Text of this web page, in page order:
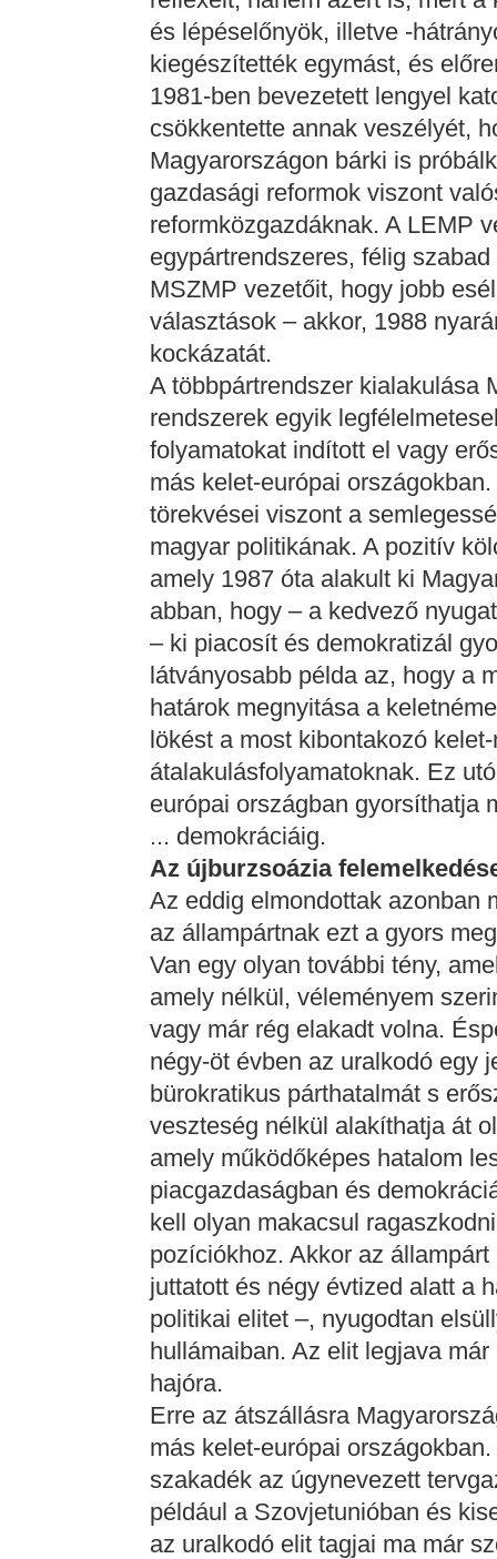
és lépéselőnyök, illetve -
kiegészítették egymást, és
1981-ben bevezetett lengyel
csökkentette annak veszélyét,
Magyarországon bárki is
gazdasági reformok viszont
reformközgazdáknak. A LEMP
egypártrendszeres, félig
MSZMP vezetőit, hogy jobb
választások – akkor, 1988
kockázatát.
A többpártrendszer kialakulása
rendszerek egyik
folyamatokat indított el vagy
más kelet-európai
törekvései viszont a
magyar politikának. A pozitív
amely 1987 óta alakult ki
abban, hogy – a kedvező
– ki piacosít és demokratizál
látványosabb példa az, hogy a
határok megnyitása a
lökést a most kibontakozó
átalakulásfolyamatoknak. Ez
európai országban gyorsíthatja
... demokráciáig.
Az újburzsoázia
Az eddig elmondottak azonban
az állampártnak ezt a gyors
Van egy olyan további tény,
amely nélkül, véleményem
vagy már rég elakadt volna.
négy-öt évben az uralkodó egy
bürokratikus párthatalmát s
veszteség nélkül alakíthatja át
amely működőképes hatalom
piacgazdaságban és
kell olyan makacsul
pozíciókhoz. Akkor az
juttatott és négy évtized alatt a
politikai elitet –, nyugodtan
hullámaiban. Az elit legjava
hajóra.
Erre az átszállásra
más kelet-európai
szakadék az úgynevezett
például a Szovjetunióban és
az uralkodó elit tagjai ma már